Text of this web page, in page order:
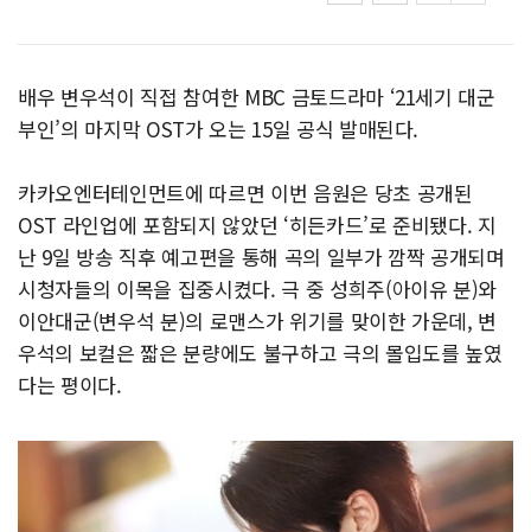
배우 변우석이 직접 참여한 MBC 금토드라마 ‘21세기 대군
부인’의 마지막 OST가 오는 15일 공식 발매된다.
카카오엔터테인먼트에 따르면 이번 음원은 당초 공개된
OST 라인업에 포함되지 않았던 ‘히든카드’로 준비됐다. 지
난 9일 방송 직후 예고편을 통해 곡의 일부가 깜짝 공개되며
시청자들의 이목을 집중시켰다. 극 중 성희주(아이유 분)와
이안대군(변우석 분)의 로맨스가 위기를 맞이한 가운데, 변
우석의 보컬은 짧은 분량에도 불구하고 극의 몰입도를 높였
다는 평이다.